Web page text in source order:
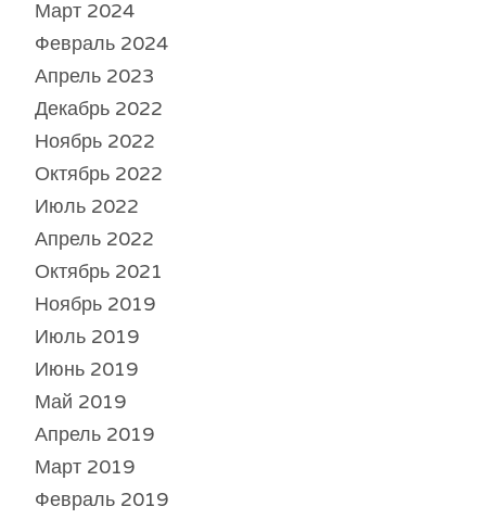
Март 2024
Февраль 2024
Апрель 2023
Декабрь 2022
Ноябрь 2022
Октябрь 2022
Июль 2022
Апрель 2022
Октябрь 2021
Ноябрь 2019
Июль 2019
Июнь 2019
Май 2019
Апрель 2019
Март 2019
Февраль 2019